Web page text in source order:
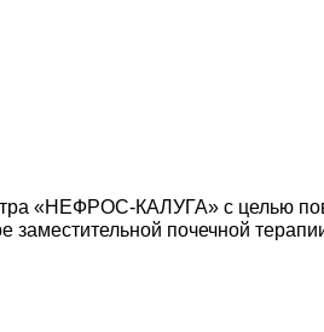
«НЕФРОС-КАЛУГА» с целью
почечной